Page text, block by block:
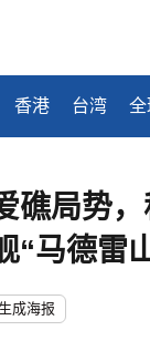
香港 台湾 全
礁局势
“马德雷
成海报